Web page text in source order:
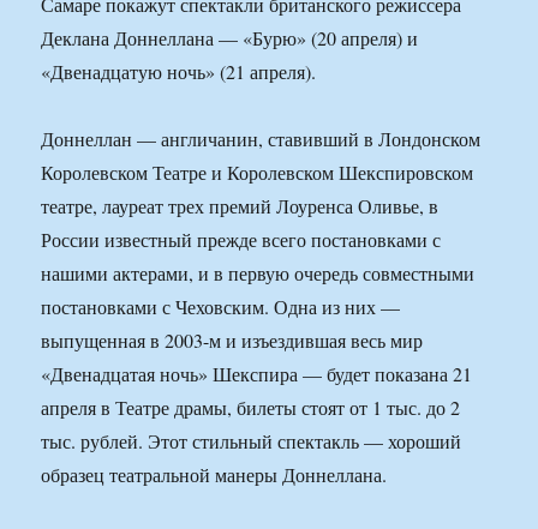
Деклана Доннеллана — «Бурю» (20 апреля) и
«Двенадцатую ночь» (21 апреля).
Доннеллан — англичанин, ставивший в Лондонском
Королевском Театре и Королевском Шекспировском
театре, лауреат трех премий Лоуренса Оливье, в
России известный прежде всего постановками с
нашими актерами, и в первую очередь совместными
постановками с Чеховским. Одна из них —
выпущенная в 2003-м и изъездившая весь мир
«Двенадцатая ночь» Шекспира — будет показана 21
апреля в Театре драмы, билеты стоят от 1 тыс. до 2
тыс. рублей. Этот стильный спектакль — хороший
образец театральной манеры Доннеллана.